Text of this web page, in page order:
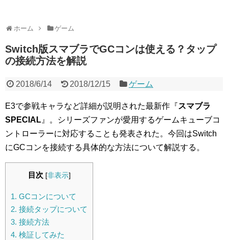
ホーム ゲーム
Switch版スマブラでGCコンは使える？タップ
の接続方法を解説
2018/6/14 2018/12/15 ゲーム
E3で参戦キャラなど詳細が説明された最新作『スマブラ
SPECIAL 』。シリーズファンが愛用するゲームキューブコ
ントローラーに対応することも発表された。今回はSwitch
にGCコンを接続する具体的な方法について解説する。
目次 [非表示]
1. GCコンについて
2. 接続タップについて
3. 接続方法
4. 検証してみた